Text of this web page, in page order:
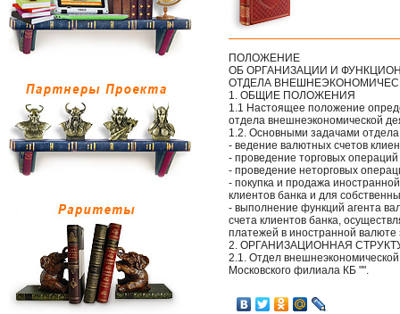
ПОЛОЖЕНИЕ
ОБ ОРГАНИЗАЦИИ И
ОТДЕЛА
1. ОБЩИЕ ПОЛОЖЕНИЯ
1.1 Настоящее положение
отдела внешнеэкономической
1.2. Основными задачами
- ведение валютных счетов
- проведение торговых
- проведение неторговых
- покупка и продажа
клиентов банка и для
- выполнение функций агента
счета клиентов банка,
платежей в иностранной
2. ОРГАНИЗАЦИОННАЯ
2.1. Отдел
Московского филиала КБ "".